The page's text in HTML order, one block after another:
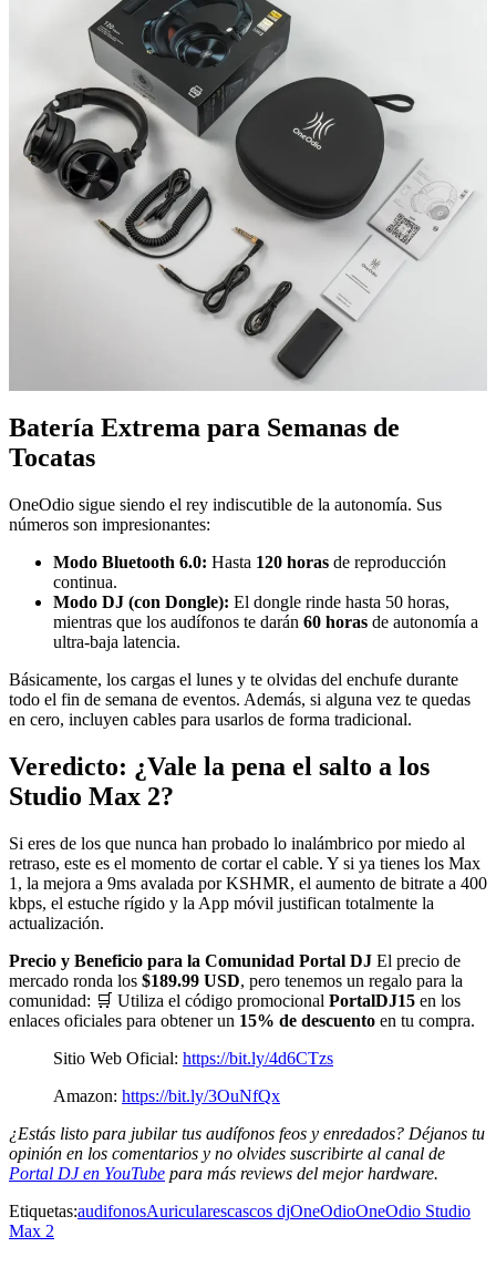
Batería Extrema para Semanas de
Tocatas
OneOdio sigue siendo el rey indiscutible de la autonomía. Sus
números son impresionantes:
Modo Bluetooth 6.0: Hasta 120 horas de reproducción
continua.
Modo DJ (con Dongle): El dongle rinde hasta 50 horas,
mientras que los audífonos te darán 60 horas de autonomía a
ultra-baja latencia.
Básicamente, los cargas el lunes y te olvidas del enchufe durante
todo el fin de semana de eventos. Además, si alguna vez te quedas
en cero, incluyen cables para usarlos de forma tradicional.
Veredicto: ¿Vale la pena el salto a los
Studio Max 2?
Si eres de los que nunca han probado lo inalámbrico por miedo al
retraso, este es el momento de cortar el cable. Y si ya tienes los Max
1, la mejora a 9ms avalada por KSHMR, el aumento de bitrate a 400
kbps, el estuche rígido y la App móvil justifican totalmente la
actualización.
Precio y Beneficio para la Comunidad Portal DJ El precio de
mercado ronda los $189.99 USD, pero tenemos un regalo para la
comunidad: 🛒 Utiliza el código promocional PortalDJ15 en los
enlaces oficiales para obtener un 15% de descuento en tu compra.
Sitio Web Oficial: https://bit.ly/4d6CTzs
Amazon: https://bit.ly/3OuNfQx
¿Estás listo para jubilar tus audífonos feos y enredados? Déjanos tu
opinión en los comentarios y no olvides suscribirte al canal de
Portal DJ en YouTube para más reviews del mejor hardware.
Etiquetas:audifonosAuricularescascos djOneOdioOneOdio Studio
Max 2